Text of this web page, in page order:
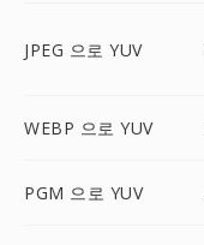
JPEG 으로 YUV
WEBP 으로 YUV
PGM 으로 YUV